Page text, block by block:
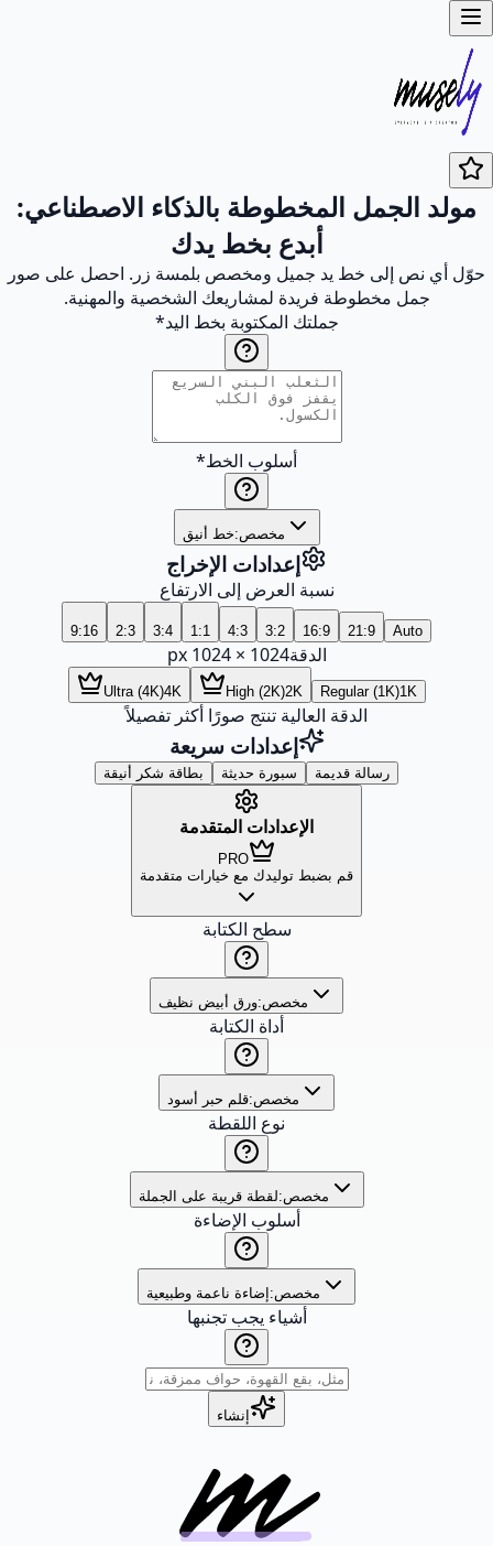
مولد الجمل المخطوطة بالذكاء الاصطناعي:
أبدع بخط يدك
حوّل أي نص إلى خط يد جميل ومخصص بلمسة زر. احصل على صور
جمل مخطوطة فريدة لمشاريعك الشخصية والمهنية.
جملتك المكتوبة بخط اليد*
أسلوب الخط*
مخصص:خط أنيق
إعدادات الإخراج
نسبة العرض إلى الارتفاع
Auto
21:9
16:9
3:2
4:3
1:1
3:4
2:3
9:16
الدقة1024
×
1024
px
Regular (1K)1K
High (2K)2K
Ultra (4K)4K
الدقة العالية تنتج صورًا أكثر تفصيلاً
إعدادات سريعة
رسالة قديمة سبورة حديثة بطاقة شكر أنيقة
الإعدادات المتقدمة
PRO
قم بضبط توليدك مع خيارات متقدمة
سطح الكتابة
مخصص:ورق أبيض نظيف
أداة الكتابة
مخصص:قلم حبر أسود
نوع اللقطة
مخصص:لقطة قريبة على الجملة
أسلوب الإضاءة
مخصص: إضاءة ناعمة وطبيعية
أشياء يجب تجنبها
إنشاء